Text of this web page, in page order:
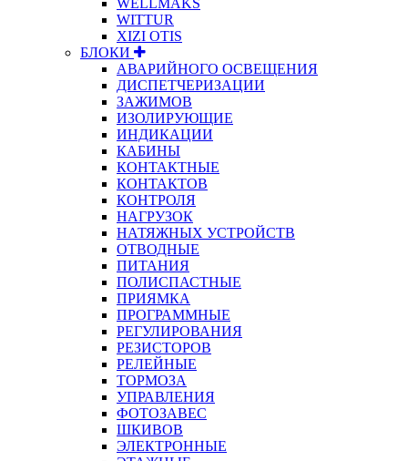
WITTUR
XIZI OTIS
БЛОКИ
АВАРИЙНОГО ОСВЕЩЕНИЯ
ДИСПЕТЧЕРИЗАЦИИ
ЗАЖИМОВ
ИЗОЛИРУЮЩИЕ
ИНДИКАЦИИ
КАБИНЫ
КОНТАКТНЫЕ
КОНТАКТОВ
КОНТРОЛЯ
НАГРУЗОК
НАТЯЖНЫХ УСТРОЙСТВ
ОТВОДНЫЕ
ПИТАНИЯ
ПОЛИСПАСТНЫЕ
ПРИЯМКА
ПРОГРАММНЫЕ
РЕГУЛИРОВАНИЯ
РЕЗИСТОРОВ
РЕЛЕЙНЫЕ
ТОРМОЗА
УПРАВЛЕНИЯ
ФОТОЗАВЕС
ШКИВОВ
ЭЛЕКТРОННЫЕ